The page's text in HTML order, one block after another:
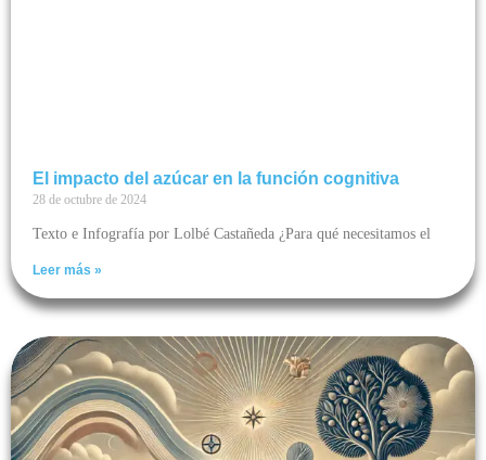
El impacto del azúcar en la función cognitiva
28 de octubre de 2024
Texto e Infografía por Lolbé Castañeda ¿Para qué necesitamos el
Leer más »